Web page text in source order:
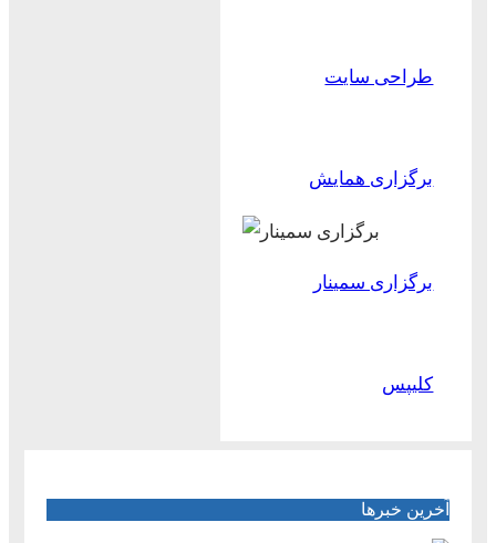
طراحی سایت
برگزاری همایش
برگزاری سمینار
کلیپس
آخرین خبرها